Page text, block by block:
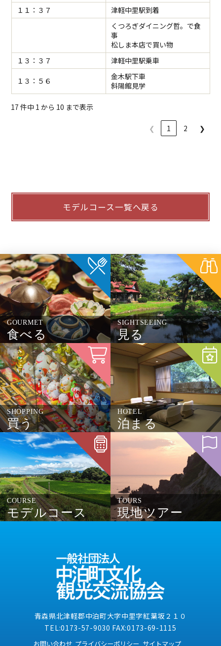
１１：３７
津軽中里駅到着
くつろぎダイニング哲。で食
事
松しま本店で買い物
１３：３７
津軽中里駅乗車
１３：５６
金木駅下車
斜陽館見学
17 件中 1 から 10 まで表示
❮ 1 2 ❯
モデルコース一覧へ戻る
GOURMET
食べる
SIGHTSEEING
見る
SHOPPING
買う
HOTEL
泊まる
COURSE
モデルコース
TOURS
現地ツアー
青森県北津軽郡中泊町大字中里字紅葉坂２１０
TEL:0173-57-9030 FAX:0173-69-1115
お問い合わせ プライバシーポリシー サイトマップ